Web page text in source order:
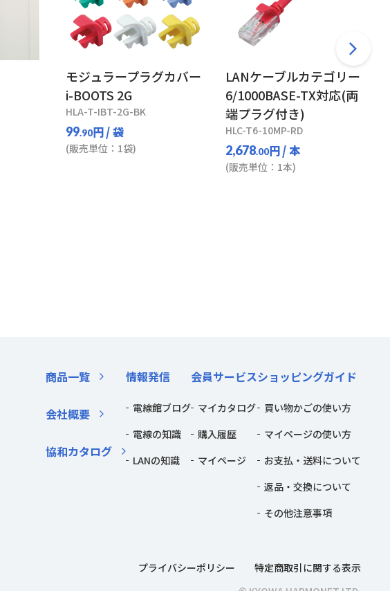
モジュラープラグカバー
i-BOOTS 2G
HLA-T-IBT-2G-BK
99.90円/ 袋
(販売単位：1袋)
LANケーブルカテゴリー
6/1000BASE-TX対応(両
端プラグ付き)
HLC-T6-10MP-RD
2,678.00円/ 本
(販売単位：1本)
商品一覧
会社概要
協和カタログ
情報発信
電線館ブログ
電線の知識
LANの知識
会員サービス
マイカタログ
購入履歴
マイページ
ショッピングガイド
買い物かごの使い方
マイページの使い方
お支払・送料について
返品・交換について
その他注意事項
プライバシーポリシー
特定商取引に関する表示